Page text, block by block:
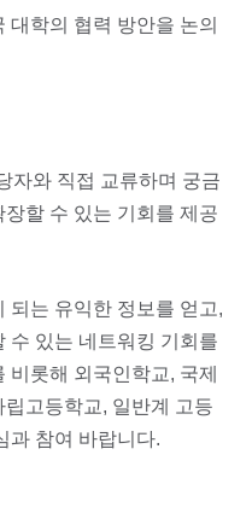
대학의 협력 방안을 논의
자와 직접 교류하며 궁금
할 수 있는 기회를 제공
되는 유익한 정보를 얻고,
수 있는 네트워킹 기회를
롯해 외국인학교, 국제
고등학교, 일반계 고등
과 참여 바랍니다.